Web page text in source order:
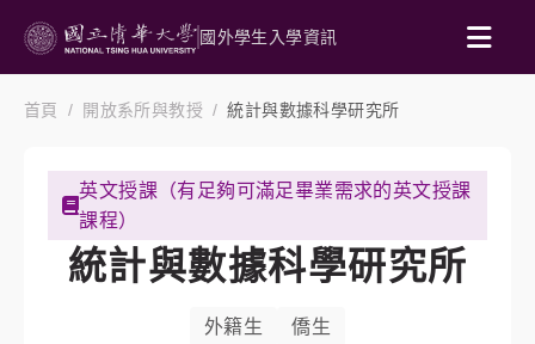
國外學生入學資訊
首頁 開放系所與教授 統計與數據科學研究所
英文授課（有足夠可滿足畢業需求的英文授課
課程）
統計與數據科學研究所
外籍生 僑生